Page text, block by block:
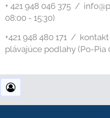
+ 421 948 046 375 /
08:00 - 15:30)
+421 948 480 171 /
plávajúce podlahy (Po-Pia